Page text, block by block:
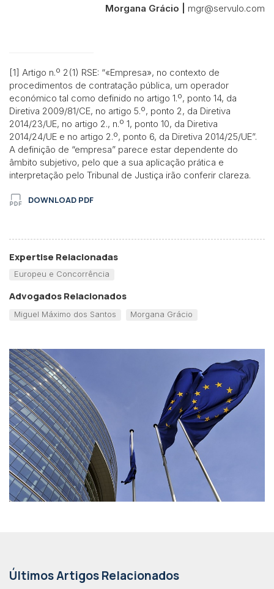
Morgana Grácio | mgr@servulo.com
[1] Artigo n.º 2(1) RSE: “«Empresa», no contexto de
procedimentos de contratação pública, um operador
económico tal como definido no artigo 1.º, ponto 14, da
Diretiva 2009/81/CE, no artigo 5.º, ponto 2, da Diretiva
2014/23/UE, no artigo 2., n.º 1, ponto 10, da Diretiva
2014/24/UE e no artigo 2.º, ponto 6, da Diretiva 2014/25/UE”.
A definição de “empresa” parece estar dependente do
âmbito subjetivo, pelo que a sua aplicação prática e
interpretação pelo Tribunal de Justiça irão conferir clareza.
DOWNLOAD PDF
Expertise Relacionadas
Europeu e Concorrência
Advogados Relacionados
Miguel Máximo dos Santos Morgana Grácio
Últimos Artigos Relacionados